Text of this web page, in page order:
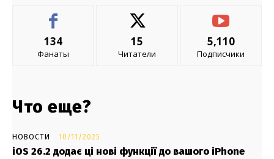
134
Фанаты
15
Читатели
5,110
Подписчики
Что еще?
НОВОСТИ 10/11/2025
iOS 26.2 додає ці нові функції до вашого iPhone